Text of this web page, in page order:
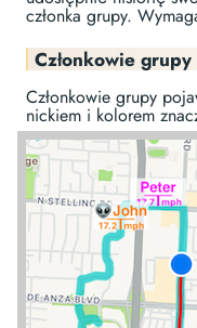
członka grupy.
Członkowie
Członkowie grupy
nickiem i kolorem